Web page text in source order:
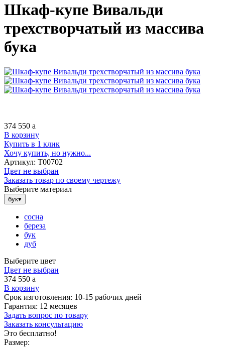
Шкаф-купе Вивальди
трехстворчатый из массива
бука
374 550 a
В корзину
Купить в 1 клик
Хочу купить, но нужно...
Артикул: Т00702
Цвет не выбран
Заказать товар по своему чертежу
Выберите материал
бук▾
сосна
береза
бук
дуб
Выберите цвет
Цвет не выбран
374 550 a
В корзину
Срок изготовления: 10-15 рабочих дней
Гарантия: 12 месяцев
Задать вопрос по товару
Заказать консультацию
Это бесплатно!
Размер: